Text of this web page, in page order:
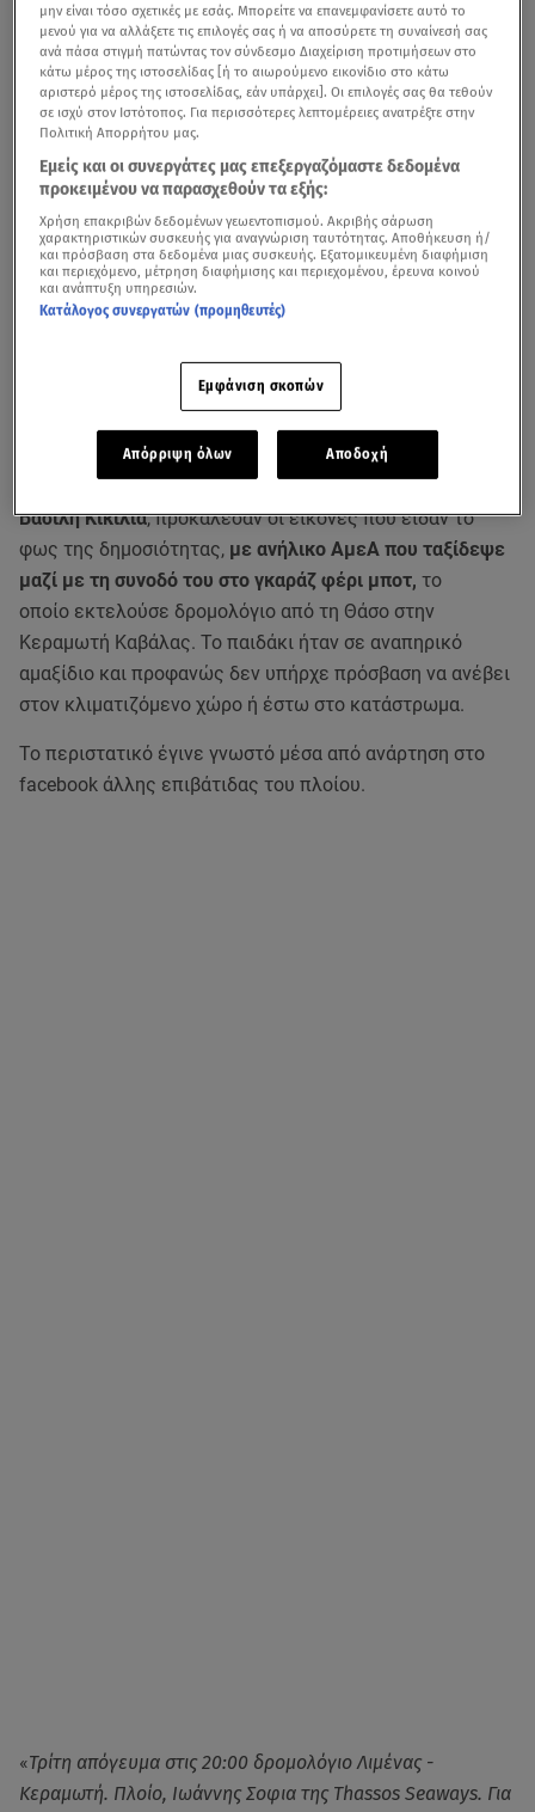
Λύπη, οργή και την αντίδραση του Υπουργού Ναυτιλίας,
Βασίλη Κικίλια, προκάλεσαν οι εικόνες που είδαν το
φως της δημοσιότητας, με ανήλικο ΑμεΑ που ταξίδεψε
μαζί με τη συνοδό του στο γκαράζ φέρι μποτ, το
οποίο εκτελούσε δρομολόγιο από τη Θάσο στην
Κεραμωτή Καβάλας. Το παιδάκι ήταν σε αναπηρικό
αμαξίδιο και προφανώς δεν υπήρχε πρόσβαση να ανέβει
στον κλιματιζόμενο χώρο ή έστω στο κατάστρωμα.
Το περιστατικό έγινε γνωστό μέσα από ανάρτηση στο
facebook άλλης επιβάτιδας του πλοίου.
«Τρίτη απόγευμα στις 20:00 δρομολόγιο Λιμένας -
Κεραμωτή. Πλοίο, Ιωάννης Σοφια της Thassos Seaways. Για
μην είναι τόσο σχετικές με εσάς. Μπορείτε να επανεμφανίσετε αυτό το
μενού για να αλλάξετε τις επιλογές σας ή να αποσύρετε τη συναίνεσή σας
ανά πάσα στιγμή πατώντας τον σύνδεσμο Διαχείριση προτιμήσεων στο
κάτω μέρος της ιστοσελίδας [ή το αιωρούμενο εικονίδιο στο κάτω
αριστερό μέρος της ιστοσελίδας, εάν υπάρχει]. Οι επιλογές σας θα τεθούν
σε ισχύ στον Ιστότοπος. Για περισσότερες λεπτομέρειες ανατρέξτε στην
Πολιτική Απορρήτου μας.
Εμείς και οι συνεργάτες μας επεξεργαζόμαστε δεδομένα
προκειμένου να παρασχεθούν τα εξής:
Χρήση επακριβών δεδομένων γεωεντοπισμού. Ακριβής σάρωση
χαρακτηριστικών συσκευής για αναγνώριση ταυτότητας. Αποθήκευση ή/
και πρόσβαση στα δεδομένα μιας συσκευής. Εξατομικευμένη διαφήμιση
και περιεχόμενο, μέτρηση διαφήμισης και περιεχομένου, έρευνα κοινού
και ανάπτυξη υπηρεσιών.
Κατάλογος συνεργατών (προμηθευτές)
Εμφάνιση σκοπών
Απόρριψη όλων Αποδοχή